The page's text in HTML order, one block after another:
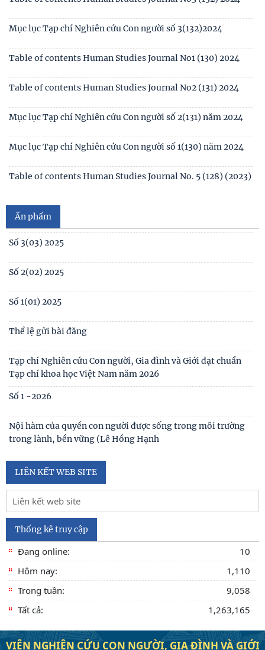
of contents Human Studies Journal No4
Table of contents Human Studies Journal No3 (132) 2024
Mục lục Tạp chí Nghiên cứu Con người số 3(132)2024
Table of contents Human Studies Journal No1 (130) 2024
Table of contents Human Studies Journal No2 (131) 2024
Mục lục Tạp chí Nghiên cứu Con người số 2(131) năm 2024
Table of contents Human Studies Journal No. 5 (128) (2023)
Ấn phẩm
Số 1(04) 2026
Giới thiệu sách mới: Xã hội học Gia đình
No1(01) 2025
Số 3(03) 2025
Số 2(02) 2025
Số 1(01) 2025
Thể lệ gửi bài đăng
Tạp chí khoa học Việt Nam năm 2026
Số 1 -2026
Nội hàm của quyền con người được sống trong môi trường
trong lành, bền vững (Lê Hồng Hạnh
LIÊN KẾT WEB SITE
Thống kê truy cập
Đang online:
10
Trong tuần:
9,058